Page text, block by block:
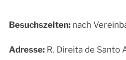
Besuchszeiten:nach
Adresse:R. Direita de Santo